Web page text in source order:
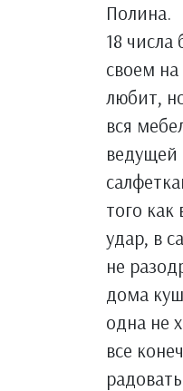
Полина.
18 числа
своем
любит,
вся
ведущей
того
удар, в
не
дома
одна не
все